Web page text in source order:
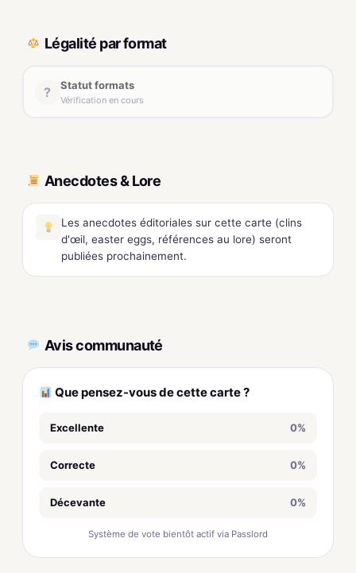
Légalité par format
? Statut formats
Vérification en cours
Anecdotes & Lore
Les anecdotes éditoriales sur cette carte (clins
d'œil, easter eggs, références au lore) seront
publiées prochainement.
Avis communauté
Que pensez-vous de cette carte ?
Excellente 0%
Correcte 0%
Décevante 0%
Système de vote bientôt actif via Passlord